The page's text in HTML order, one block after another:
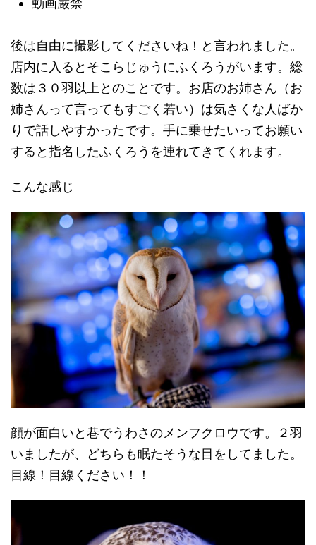
動画厳禁
後は自由に撮影してくださいね！と言われました。
店内に入るとそこらじゅうにふくろうがいます。総
数は３０羽以上とのことです。お店のお姉さん（お
姉さんって言ってもすごく若い）は気さくな人ばか
りで話しやすかったです。手に乗せたいってお願い
すると指名したふくろうを連れてきてくれます。
こんな感じ
顔が面白いと巷でうわさのメンフクロウです。２羽
いましたが、どちらも眠たそうな目をしてました。
目線！目線ください！！